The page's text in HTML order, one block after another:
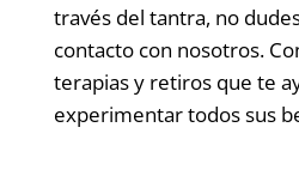
través del tantra, no
contacto con nosotros.
terapias y retiros que te
experimentar todos sus